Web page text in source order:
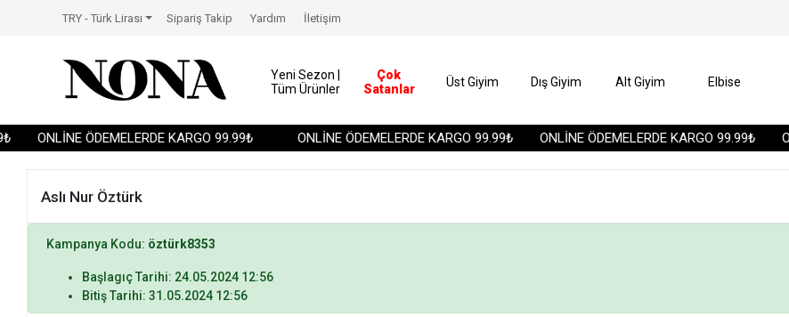
ONLİNE ÖDEMELERDE KARGO 99.99₺ ONLİNE ÖDEMELERDE KARGO 99.99₺ ONLİNE ÖDEMELERDE KARGO 99.99₺
TRY - Türk Lirası Sipariş Takip Yardım İletişim
Yeni Sezon |
Tüm Ürünler
Çok
Satanlar
Üst Giyim Dış Giyim Alt Giyim Elbise
Aslı Nur Öztürk
Kampanya Kodu: öztürk8353
Başlagıç Tarihi: 24.05.2024 12:56
Bitiş Tarihi: 31.05.2024 12:56